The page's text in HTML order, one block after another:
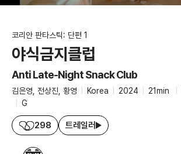
코리안 판타스틱: 단편 1
야식금지클럽
Anti Late-Night Snack Club
김은영, 전상진, 황영 Korea 2024 21min
G
298 트레일러